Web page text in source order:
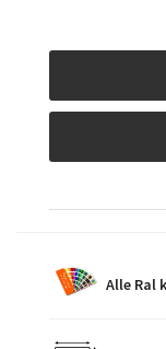
Alle Ral